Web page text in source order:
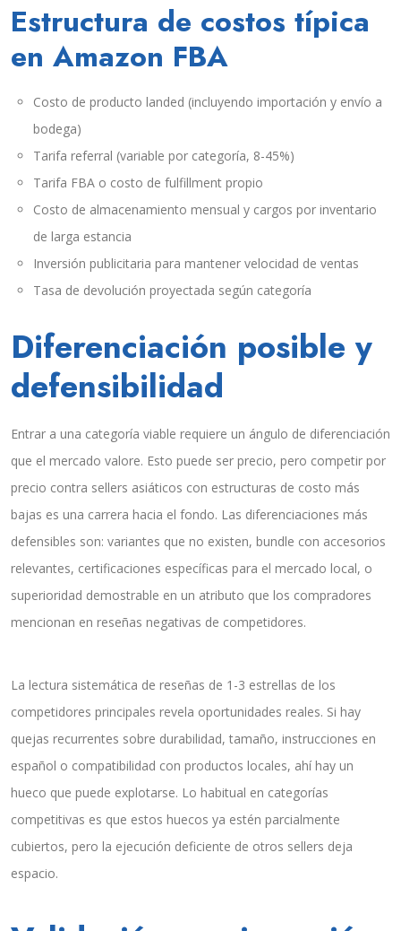
Estructura de costos típica
en Amazon FBA
Costo de producto landed (incluyendo importación y envío a
bodega)
Tarifa referral (variable por categoría, 8-45%)
Tarifa FBA o costo de fulfillment propio
Costo de almacenamiento mensual y cargos por inventario
de larga estancia
Inversión publicitaria para mantener velocidad de ventas
Tasa de devolución proyectada según categoría
Diferenciación posible y
defensibilidad
Entrar a una categoría viable requiere un ángulo de diferenciación
que el mercado valore. Esto puede ser precio, pero competir por
precio contra sellers asiáticos con estructuras de costo más
bajas es una carrera hacia el fondo. Las diferenciaciones más
defensibles son: variantes que no existen, bundle con accesorios
relevantes, certificaciones específicas para el mercado local, o
superioridad demostrable en un atributo que los compradores
mencionan en reseñas negativas de competidores.
La lectura sistemática de reseñas de 1-3 estrellas de los
competidores principales revela oportunidades reales. Si hay
quejas recurrentes sobre durabilidad, tamaño, instrucciones en
español o compatibilidad con productos locales, ahí hay un
hueco que puede explotarse. Lo habitual en categorías
competitivas es que estos huecos ya estén parcialmente
cubiertos, pero la ejecución deficiente de otros sellers deja
espacio.